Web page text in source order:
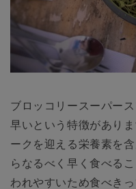
ブロッコリースーパー
早いという特徴があり
ークを迎える栄養素を
らなるべく早く食べる
われやすいため食べき